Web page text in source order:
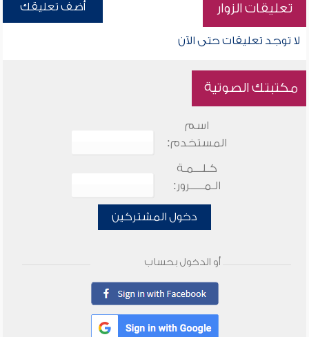
تعليقات الزوار أضف تعليقك
لا توجد تعليقات حتى الآن
مكتبتك الصوتية
اسم
المستخدم:
كـلـــمـة
الـمـــــرور:
دخول المشتركين
أو الدخول بحساب